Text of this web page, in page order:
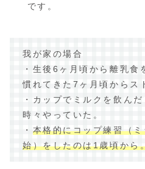
です。
我が家の場合
・生後6ヶ月頃から離乳食
慣れてきた7ヶ月頃からス
・カップでミルクを飲ん
時々やっていた。
・ 本格的にコップ練習（
始）をしたのは1歳頃から